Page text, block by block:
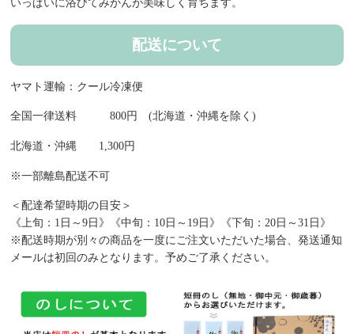
いっぱいに浴びてみかんが美味しく育ちます。
配送について
ヤマト運輸：クール冷凍便
全国一律送料 800円 (北海道・沖縄を除く)
北海道・沖縄 1,300円
※一部離島配送不可
＜配達希望時期の目安＞
《上旬：1日～9日》《中旬：10日～19日》《下旬：20日～31日》
※配送時期が別々の商品を一度にご注文いただいた場合、発送通知
メールは初回のみとなります。予めご了承ください。